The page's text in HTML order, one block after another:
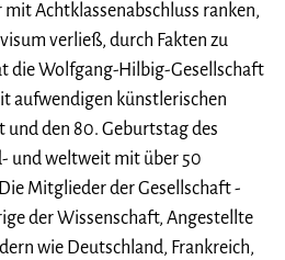
Achtklassenabschluss ranken,
verließ, durch Fakten zu
die Wolfgang-Hilbig-Gesellschaft
aufwendigen künstlerischen
den 80. Geburtstag des
und weltweit mit über 50
Mitglieder der Gesellschaft -
der Wissenschaft, Angestellte
wie Deutschland, Frankreich,